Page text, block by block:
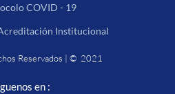
COVID - 19
Institucional
Reservados | © 2021
en :